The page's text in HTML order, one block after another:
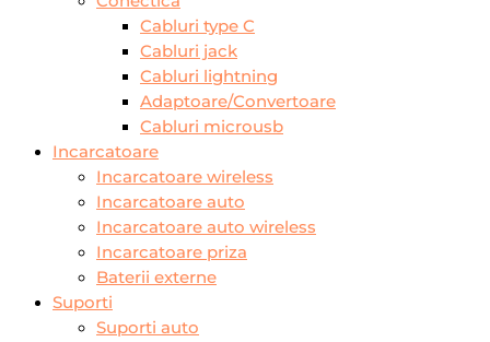
Cabluri type C
Cabluri jack
Cabluri lightning
Adaptoare/Convertoare
Cabluri microusb
Incarcatoare
Incarcatoare wireless
Incarcatoare auto
Incarcatoare auto wireless
Incarcatoare priza
Baterii externe
Suporti
Suporti auto